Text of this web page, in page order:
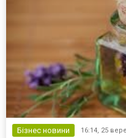
Бізнес новини 16:14, 25